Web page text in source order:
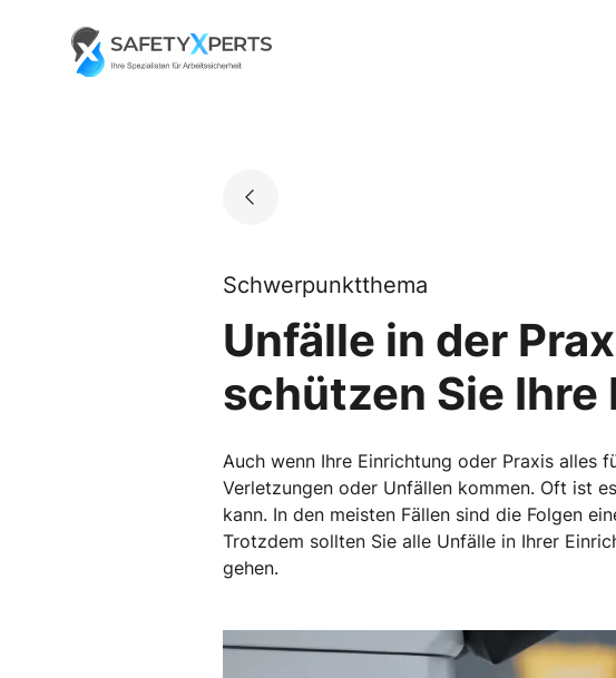
Go to landing page.
Schwerpunktthema
Unfälle in der
schützen Sie
Auch wenn Ihre Einrichtung oder Praxis alles
Verletzungen oder Unfällen kommen. Oft ist
kann. In den meisten Fällen sind die Folgen
Trotzdem sollten Sie alle Unfälle in Ihrer
gehen.